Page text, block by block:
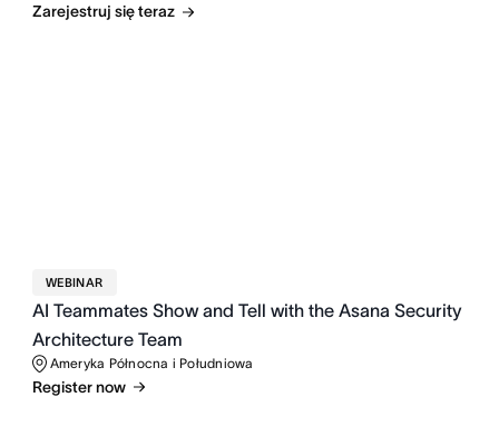
Zarejestruj się teraz
WEBINAR
AI Teammates Show and Tell with the Asana Security
Architecture Team
Ameryka Północna i Południowa
Register now